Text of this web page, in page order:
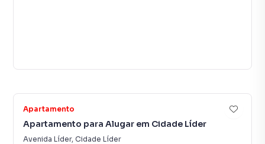
Apartamento
Apartamento para Alugar em Cidade Líder
Avenida Líder, Cidade Líder